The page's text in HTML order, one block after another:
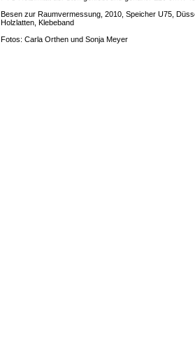
Besen zur Raumvermessung, 2010, Speicher U75,
Holzlatten, Klebeband
Fotos: Carla Orthen und Sonja Meyer